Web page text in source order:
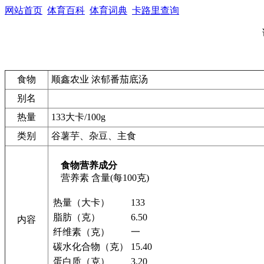
网站首页 体育百科 体育词典 卡路里查询
食物
顺鑫农业 浓郁番茄底汤
别名
热量
133大卡/100g
类别
谷薯芋、杂豆、主食
内容
食物营养成分
营养素 含量(每100克)
热量（大卡）
133
脂肪（克）
6.50
纤维素（克）
一
碳水化合物（克）
15.40
蛋白质（克）
3.20